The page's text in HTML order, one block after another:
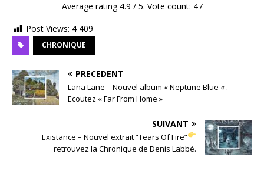
Average rating 4.9 / 5. Vote count: 47
Post Views: 4 409
CHRONIQUE
PRÉCÉDENT
Lana Lane – Nouvel album « Neptune Blue « .
Ecoutez « Far From Home »
SUIVANT
Existance – Nouvel extrait “Tears Of Fire”
retrouvez la Chronique de Denis Labbé.